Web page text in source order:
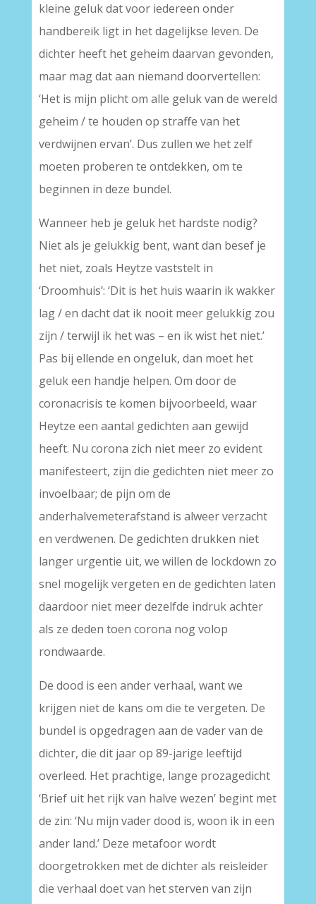
kleine geluk dat voor iedereen onder
handbereik ligt in het dagelijkse leven. De
dichter heeft het geheim daarvan gevonden,
maar mag dat aan niemand doorvertellen:
‘Het is mijn plicht om alle geluk van de wereld
geheim / te houden op straffe van het
verdwijnen ervan’. Dus zullen we het zelf
moeten proberen te ontdekken, om te
beginnen in deze bundel.
Wanneer heb je geluk het hardste nodig?
Niet als je gelukkig bent, want dan besef je
het niet, zoals Heytze vaststelt in
‘Droomhuis’: ‘Dit is het huis waarin ik wakker
lag / en dacht dat ik nooit meer gelukkig zou
zijn / terwijl ik het was – en ik wist het niet.’
Pas bij ellende en ongeluk, dan moet het
geluk een handje helpen. Om door de
coronacrisis te komen bijvoorbeeld, waar
Heytze een aantal gedichten aan gewijd
heeft. Nu corona zich niet meer zo evident
manifesteert, zijn die gedichten niet meer zo
invoelbaar; de pijn om de
anderhalvemeterafstand is alweer verzacht
en verdwenen. De gedichten drukken niet
langer urgentie uit, we willen de lockdown zo
snel mogelijk vergeten en de gedichten laten
daardoor niet meer dezelfde indruk achter
als ze deden toen corona nog volop
rondwaarde.
De dood is een ander verhaal, want we
krijgen niet de kans om die te vergeten. De
bundel is opgedragen aan de vader van de
dichter, die dit jaar op 89-jarige leeftijd
overleed. Het prachtige, lange prozagedicht
‘Brief uit het rijk van halve wezen’ begint met
de zin: ‘Nu mijn vader dood is, woon ik in een
ander land.’ Deze metafoor wordt
doorgetrokken met de dichter als reisleider
die verhaal doet van het sterven van zijn